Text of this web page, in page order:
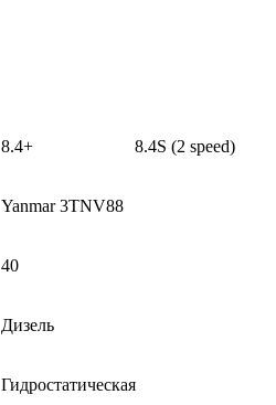
8.4+ 8.4S (2 speed)
Yanmar 3TNV88
40
Дизель
Гидростатическая